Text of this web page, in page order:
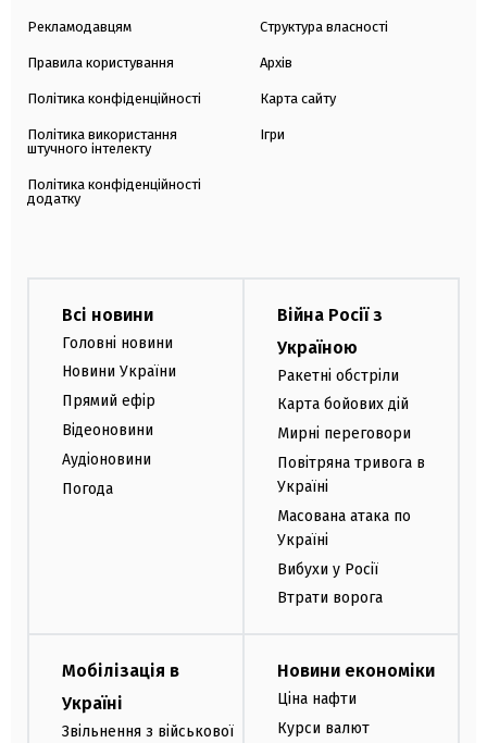
Рекламодавцям
Правила користування
Політика конфіденційності
Політика використання
штучного інтелекту
Політика конфіденційності
додатку
Структура власності
Архів
Карта сайту
Ігри
Всі новини
Головні новини
Новини України
Прямий ефір
Відеоновини
Аудіоновини
Погода
Війна Росії з
Україною
Ракетні обстріли
Карта бойових дій
Мирні переговори
Повітряна тривога в
Україні
Масована атака по
Україні
Вибухи у Росії
Втрати ворога
Мобілізація в
Україні
Звільнення з військової
Новини економіки
Ціна нафти
Курси валют